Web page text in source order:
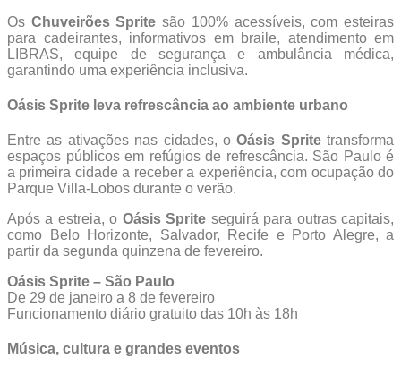
Os Chuveirões Sprite são 100% acessíveis, com esteiras
para cadeirantes, informativos em braile, atendimento em
LIBRAS, equipe de segurança e ambulância médica,
garantindo uma experiência inclusiva.
Oásis Sprite leva refrescância ao ambiente urbano
Entre as ativações nas cidades, oOásis Spritetransforma
espaços públicos em refúgios de refrescância. São Paulo é
a primeira cidade a receber a experiência, com ocupação do
Parque Villa-Lobos durante o verão.
Após a estreia, o Oásis Sprite seguirá para outras capitais,
como Belo Horizonte, Salvador, Recife e Porto Alegre, a
partir da segunda quinzena de fevereiro.
Oásis Sprite – São Paulo
De 29 de janeiro a 8 de fevereiro
Funcionamento diário gratuito das 10h às 18h
Música, cultura e grandes eventos